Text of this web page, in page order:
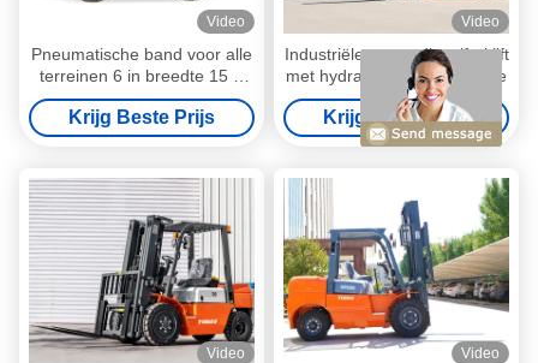
Video
Pneumatische band voor alle
terreinen 6 in breedte 15 ft
Maximaal voorste bereik
Krijg Beste Prijs
Video
Industriële zware dieselforklift
met hydraulische transmissie
Krijg Beste Prijs
Video Video